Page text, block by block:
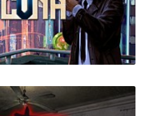
Above and Beyond